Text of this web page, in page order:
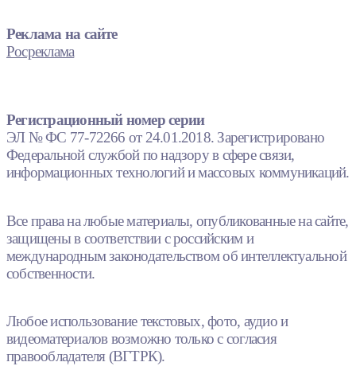
Реклама на сайте
Росреклама
Регистрационный номер серии
ЭЛ № ФС 77-72266 от 24.01.2018. Зарегистрировано
Федеральной службой по надзору в сфере связи,
информационных технологий и массовых коммуникаций.
Все права на любые материалы, опубликованные на сайте,
защищены в соответствии с российским и
международным законодательством об интеллектуальной
собственности.
Любое использование текстовых, фото, аудио и
видеоматериалов возможно только с согласия
правообладателя (ВГТРК).